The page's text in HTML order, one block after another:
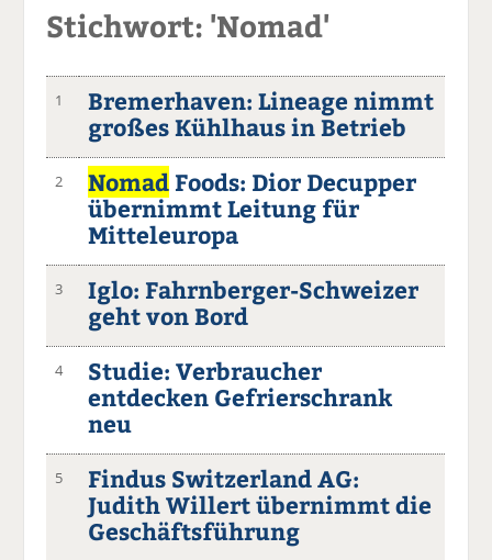
Stichwort: 'Nomad'
1
Bremerhaven: Lineage nimmt
großes Kühlhaus in Betrieb
2 Nomad Foods: Dior Decupper
übernimmt Leitung für
Mitteleuropa
3
Iglo: Fahrnberger-Schweizer
geht von Bord
4
Studie: Verbraucher
entdecken Gefrierschrank
neu
5
Findus Switzerland AG:
Judith Willert übernimmt die
Geschäftsführung